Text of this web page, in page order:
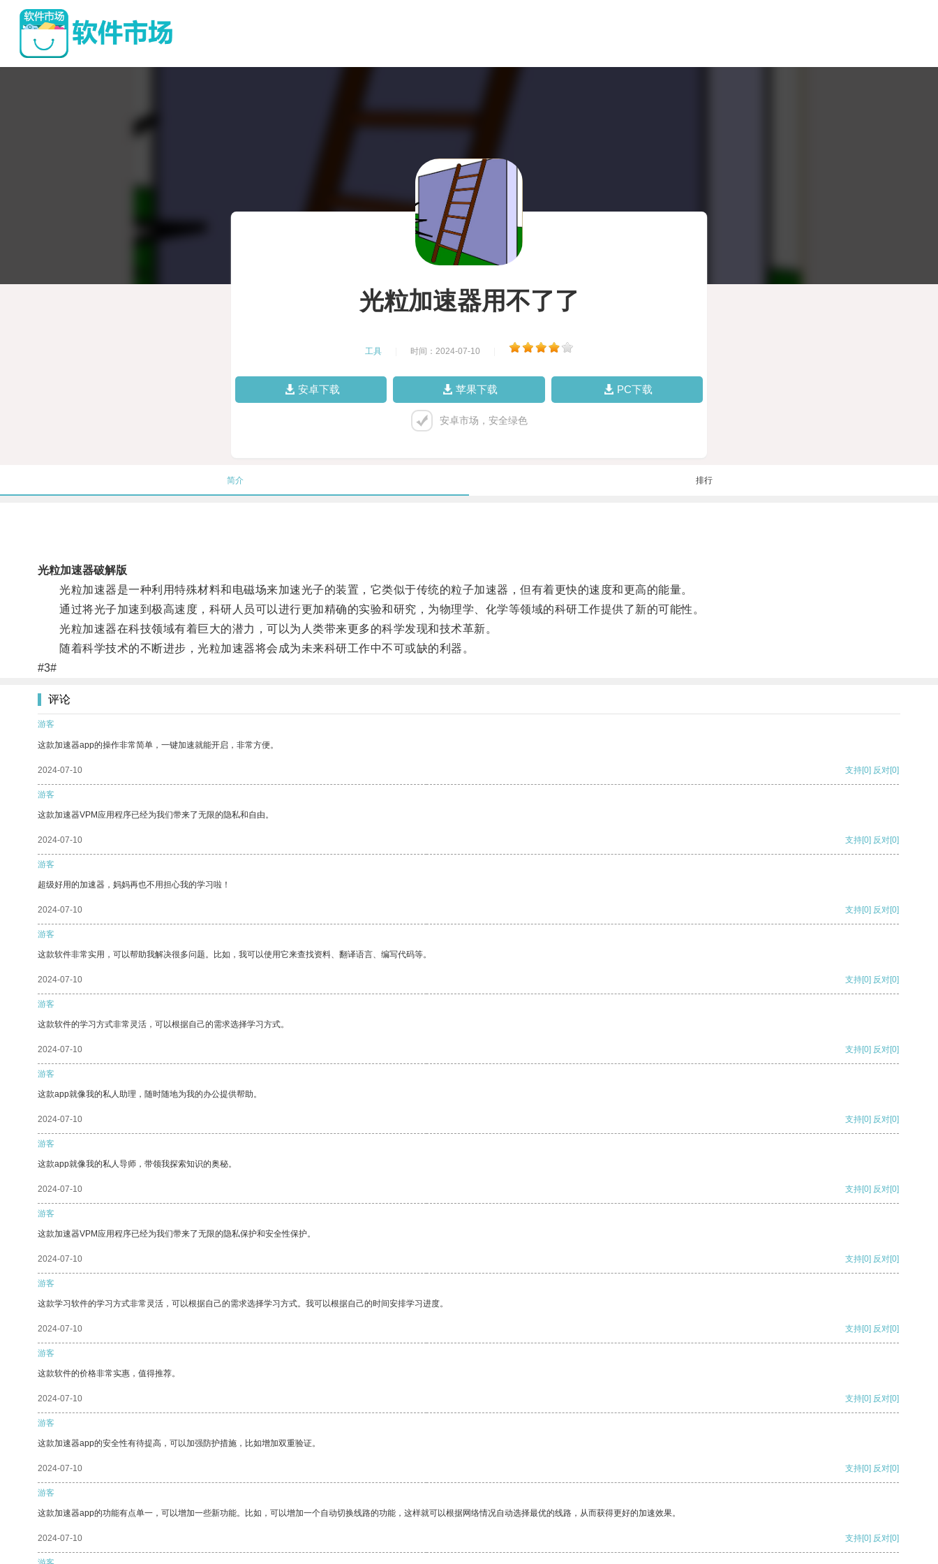
光粒加速器用不了了
工具 时间：2024-07-10
安卓下载 苹果下载 PC下载
安卓市场，安全绿色
简介 排行
光粒加速器破解版
光粒加速器是一种利用特殊材料和电磁场来加速光子的装置，它类似于传统的粒子加速器，但有着更快的速度和更高的能量。
通过将光子加速到极高速度，科研人员可以进行更加精确的实验和研究，为物理学、化学等领域的科研工作提供了新的可能性。
光粒加速器在科技领域有着巨大的潜力，可以为人类带来更多的科学发现和技术革新。
随着科学技术的不断进步，光粒加速器将会成为未来科研工作中不可或缺的利器。
#3#
评论
游客
这款加速器app的操作非常简单，一键加速就能开启，非常方便。
2024-07-10 支持[0] 反对[0]
游客
这款加速器VPM应用程序已经为我们带来了无限的隐私和自由。
2024-07-10 支持[0] 反对[0]
游客
超级好用的加速器，妈妈再也不用担心我的学习啦！
2024-07-10 支持[0] 反对[0]
游客
这款软件非常实用，可以帮助我解决很多问题。比如，我可以使用它来查找资料、翻译语言、编写代码等。
2024-07-10 支持[0] 反对[0]
游客
这款软件的学习方式非常灵活，可以根据自己的需求选择学习方式。
2024-07-10 支持[0] 反对[0]
游客
这款app就像我的私人助理，随时随地为我的办公提供帮助。
2024-07-10 支持[0] 反对[0]
游客
这款app就像我的私人导师，带领我探索知识的奥秘。
2024-07-10 支持[0] 反对[0]
游客
这款加速器VPM应用程序已经为我们带来了无限的隐私保护和安全性保护。
2024-07-10 支持[0] 反对[0]
游客
这款学习软件的学习方式非常灵活，可以根据自己的需求选择学习方式。我可以根据自己的时间安排学习进度。
2024-07-10 支持[0] 反对[0]
游客
这款软件的价格非常实惠，值得推荐。
2024-07-10 支持[0] 反对[0]
游客
这款加速器app的安全性有待提高，可以加强防护措施，比如增加双重验证。
2024-07-10 支持[0] 反对[0]
游客
这款加速器app的功能有点单一，可以增加一些新功能。比如，可以增加一个自动切换线路的功能，这样就可以根据网络情况自动选择最优的线路，从而获得更好的加速效果。
2024-07-10 支持[0] 反对[0]